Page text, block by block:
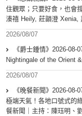
住觀眾；只要好食，也會
溱禧 Heily, 莊韻澄 Xenia,
2026/08/07
《爵士鍾情》2026-08-
Nightingale of the Orient
2026/08/07
《晚餐新聞》2026-
極端天氣！各地口號式的
餐新聞｜主持：陳珏明、